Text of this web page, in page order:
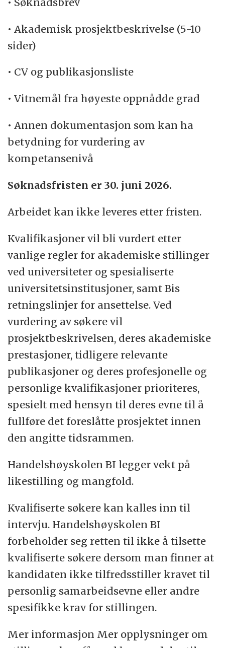
• Akademisk prosjektbeskrivelse (5-10
sider)
• CV og publikasjonsliste
• Vitnemål fra høyeste oppnådde grad
• Annen dokumentasjon som kan ha
betydning for vurdering av
kompetansenivå
Søknadsfristen er 30. juni 2026.
Arbeidet kan ikke leveres etter fristen.
Kvalifikasjoner vil bli vurdert etter
vanlige regler for akademiske stillinger
ved universiteter og spesialiserte
universitetsinstitusjoner, samt Bis
retningslinjer for ansettelse. Ved
vurdering av søkere vil
prosjektbeskrivelsen, deres akademiske
prestasjoner, tidligere relevante
publikasjoner og deres profesjonelle og
personlige kvalifikasjoner prioriteres,
spesielt med hensyn til deres evne til å
fullføre det foreslåtte prosjektet innen
den angitte tidsrammen.
Handelshøyskolen BI legger vekt på
likestilling og mangfold.
Kvalifiserte søkere kan kalles inn til
intervju. Handelshøyskolen BI
forbeholder seg retten til ikke å tilsette
kvalifiserte søkere dersom man finner at
kandidaten ikke tilfredsstiller kravet til
personlig samarbeidsevne eller andre
spesifikke krav for stillingen.
Mer informasjon Mer opplysninger om